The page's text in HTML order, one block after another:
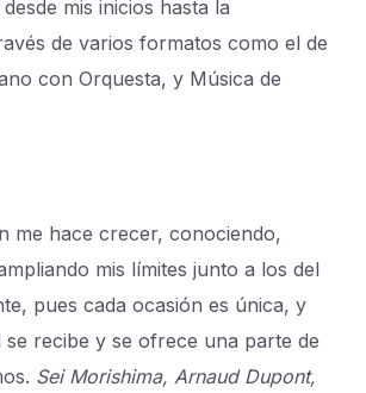
mis inicios hasta la
de varios formatos como el de
con Orquesta, y Música de
me hace crecer, conociendo,
mis límites junto a los del
pues cada ocasión es única, y
se recibe y se ofrece una parte de
Sei Morishima, Arnaud Dupont,